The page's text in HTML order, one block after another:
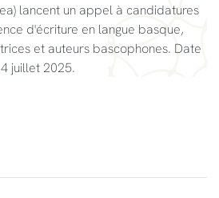
lancent un appel à candidatures
d'écriture en langue basque,
et auteurs bascophones. Date
juillet 2025.